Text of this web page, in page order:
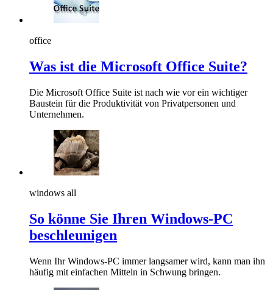
office
Was ist die Microsoft Office Suite?
Die Microsoft Office Suite ist nach wie vor ein wichtiger
Baustein für die Produktivität von Privatpersonen und
Unternehmen.
windows all
So könne Sie Ihren Windows-PC
beschleunigen
Wenn Ihr Windows-PC immer langsamer wird, kann man ihn
häufig mit einfachen Mitteln in Schwung bringen.